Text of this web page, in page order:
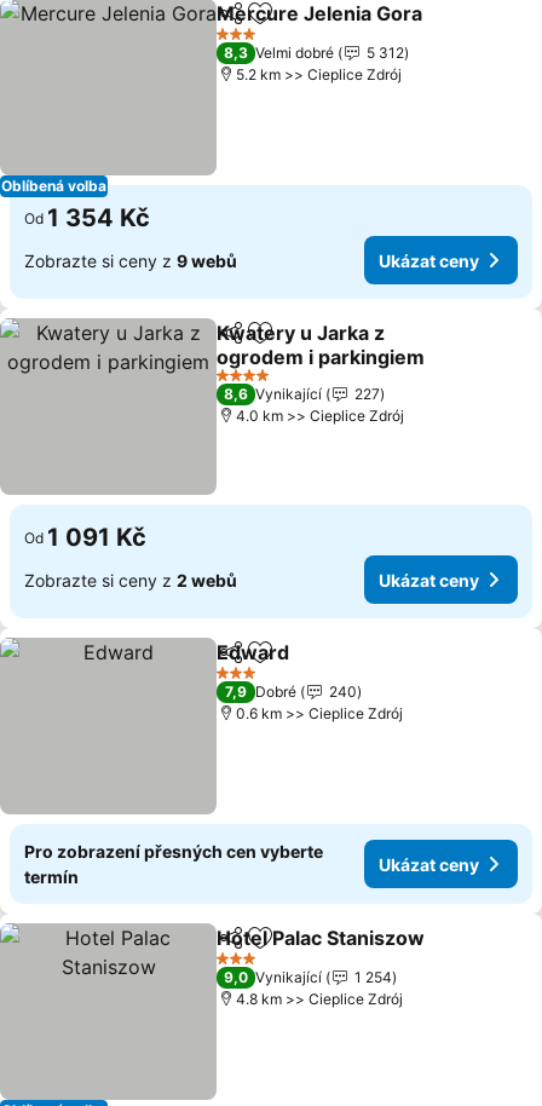
Oblíbená volba
SdíletPřidat na seznam oblíbených
Mercure Jelenia Gora
3 Počet hvězdiček
8,3 Velmi dobré
5 312
5.2 km >> Cieplice Zdrój
Od 1 354 Kč
Zobrazte si ceny z 9 webů Ukázat ceny
SdíletPřidat na seznam oblíbených
Kwatery u Jarka z
ogrodem i parkingiem
Ukázat ceny
4 Počet hvězdiček
8,6 Vynikající
227
4.0 km >> Cieplice Zdrój
Od 1 091 Kč
Zobrazte si ceny z 2 webů Ukázat ceny
SdíletPřidat na seznam oblíbených
Edward
3 Počet hvězdiček
7,9 Dobré
240
0.6 km >> Cieplice Zdrój
Pro zobrazení přesných cen vyberte
termín
Ukázat ceny
SdíletPřidat na seznam oblíbených
Hotel Palac Staniszow
3 Počet hvězdiček
9,0 Vynikající
1 254
4.8 km >> Cieplice Zdrój